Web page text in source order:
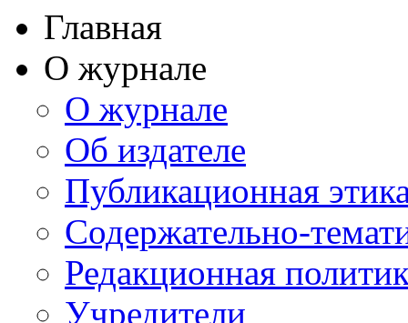
Главная
О журнале
О журнале
Об издателе
Публикационная
Содержательно-
Редакционная
Учредители